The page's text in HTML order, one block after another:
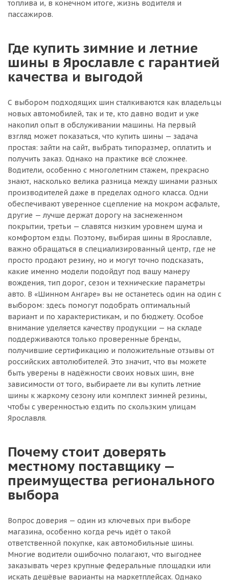
топлива и, в конечном итоге, жизнь водителя и
пассажиров.
Где купить зимние и летние
шины в Ярославле с гарантией
качества и выгодой
С выбором подходящих шин сталкиваются как владельцы
новых автомобилей, так и те, кто давно водит и уже
накопил опыт в обслуживании машины. На первый
взгляд может показаться, что купить шины — задача
простая: зайти на сайт, выбрать типоразмер, оплатить и
получить заказ. Однако на практике всё сложнее.
Водители, особенно с многолетним стажем, прекрасно
знают, насколько велика разница между шинами разных
производителей даже в пределах одного класса. Одни
обеспечивают уверенное сцепление на мокром асфальте,
другие — лучше держат дорогу на заснеженном
покрытии, третьи — славятся низким уровнем шума и
комфортом езды. Поэтому, выбирая шины в Ярославле,
важно обращаться в специализированный центр, где не
просто продают резину, но и могут точно подсказать,
какие именно модели подойдут под вашу манеру
вождения, тип дорог, сезон и технические параметры
авто. В «Шинном Ангаре» вы не останетесь один на один с
выбором: здесь помогут подобрать оптимальный
вариант и по характеристикам, и по бюджету. Особое
внимание уделяется качеству продукции — на складе
поддерживаются только проверенные бренды,
получившие сертификацию и положительные отзывы от
российских автолюбителей. Это значит, что вы можете
быть уверены в надёжности своих новых шин, вне
зависимости от того, выбираете ли вы купить летние
шины к жаркому сезону или комплект зимней резины,
чтобы с уверенностью ездить по скользким улицам
Ярославля.
Почему стоит доверять
местному поставщику —
преимущества регионального
выбора
Вопрос доверия — один из ключевых при выборе
магазина, особенно когда речь идёт о такой
ответственной покупке, как автомобильные шины.
Многие водители ошибочно полагают, что выгоднее
заказывать через крупные федеральные площадки или
искать дешёвые варианты на маркетплейсах. Однако